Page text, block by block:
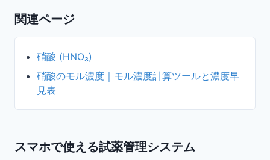
関連ページ
硝酸 (HNO₃)
硝酸のモル濃度｜モル濃度計算ツールと濃度早
見表
スマホで使える試薬管理システム